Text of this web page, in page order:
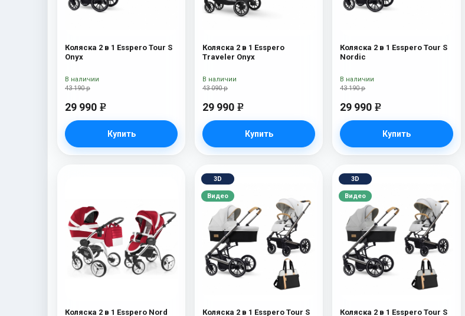
Коляска 2 в 1 Esspero Tour S
Onyx
43 190 р
29 990 e
Купить
В наличии
Коляска 2 в 1 Esspero
Traveler Onyx
43 090 р
29 990 e
Купить
В наличии
Коляска 2 в 1 Esspero Tour S
Nordic
43 190 р
29 990 e
Купить
В наличии
Коляска 2 в 1 Esspero Nord
3D
Видео
Коляска 2 в 1 Esspero Tour S
3D
Видео
Коляска 2 в 1 Esspero Tour S